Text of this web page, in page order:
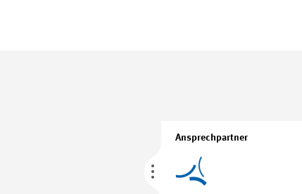
Ansprechpartner